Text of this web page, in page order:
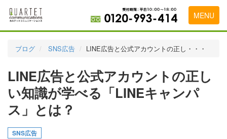
MENU
実績・お客様の声
初めて導入をお考えの方
ブログ SNS広告 LINE広告と公式アカウントの正し・・・
LINE広告と公式アカウントの正し
い知識が学べる「LINEキャンパ
ス」とは？
SNS広告